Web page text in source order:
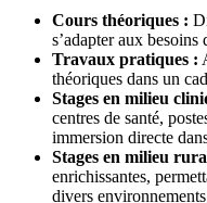
Cours théoriques :
s’adapter aux besoins
Travaux pratiques :
théoriques dans un
Stages en milieu
centres de santé,
immersion directe
Stages en milieu
enrichissantes,
divers